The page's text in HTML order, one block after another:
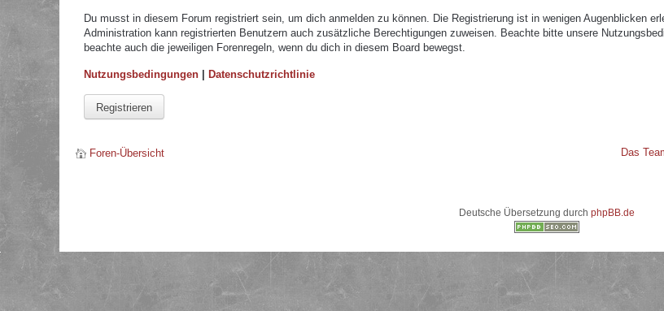
Du musst in diesem Forum registriert sein, um dich anmelden zu können. Die Registrierung ist in wenigen Augenblicken
Administration kann registrierten Benutzern auch zusätzliche Berechtigungen zuweisen. Beachte bitte unsere
beachte auch die jeweiligen Forenregeln, wenn du dich in diesem Board bewegst.
Nutzungsbedingungen | Datenschutzrichtlinie
Registrieren
Foren-Übersicht Das
Deutsche Übersetzung durch phpBB.de